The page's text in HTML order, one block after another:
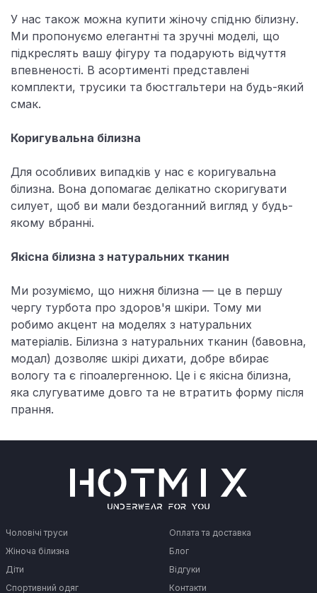
У нас також можна купити жіночу спідню білизну.
Ми пропонуємо елегантні та зручні моделі, що
підкреслять вашу фігуру та подарують відчуття
впевненості. В асортименті представлені
комплекти, трусики та бюстгальтери на будь-який
смак.
Коригувальна білизна
Для особливих випадків у нас є коригувальна
білизна. Вона допомагає делікатно скоригувати
силует, щоб ви мали бездоганний вигляд у будь-
якому вбранні.
Якісна білизна з натуральних тканин
Ми розуміємо, що нижня білизна — це в першу
чергу турбота про здоров'я шкіри. Тому ми
робимо акцент на моделях з натуральних
матеріалів. Білизна з натуральних тканин (бавовна,
модал) дозволяє шкірі дихати, добре вбирає
вологу та є гіпоалергенною. Це і є якісна білизна,
яка слугуватиме довго та не втратить форму після
прання.
Чоловічі труси
Жіноча білизна
Діти
Спортивний одяг
Оплата та доставка
Блог
Відгуки
Контакти